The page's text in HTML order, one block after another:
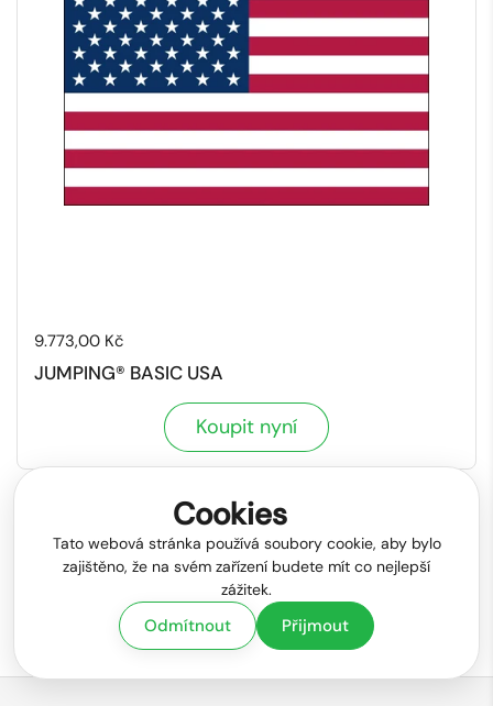
Cena:
9.773,00 Kč
JUMPING® BASIC USA
Koupit nyní
Předchozí 2 / 6
Cookies
Tato webová stránka používá soubory cookie, aby bylo
zajištěno, že na svém zařízení budete mít co nejlepší
zážitek.
Odmítnout Přijmout